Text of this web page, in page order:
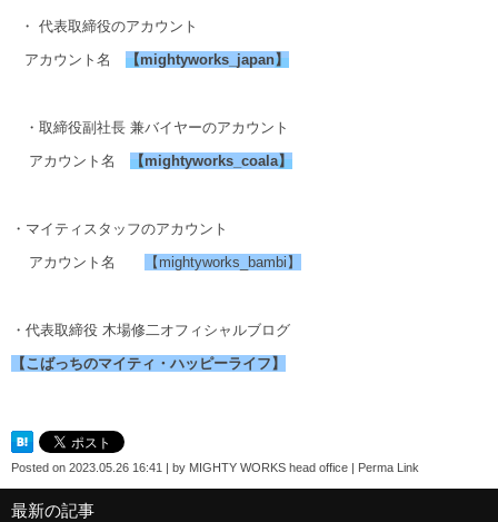
・ 代表取締役のアカウント
アカウント名 【mightyworks_japan】
・取締役副社長 兼バイヤーのアカウント
アカウント名 【mightyworks_coala】
・マイティスタッフのアカウント
アカウント名 【mightyworks_bambi】
・代表取締役 木場修二オフィシャルブログ
【こばっちのマイティ・ハッピーライフ】
Posted on 2023.05.26 16:41 by MIGHTY WORKS head office Perma Link
最新の記事